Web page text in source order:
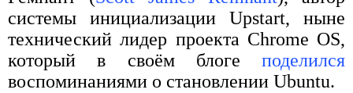
системы инициализации Upstart, ныне
технический лидер проекта Chrome OS,
который в своём блоге поделился
воспоминаниями о становлении Ubuntu.